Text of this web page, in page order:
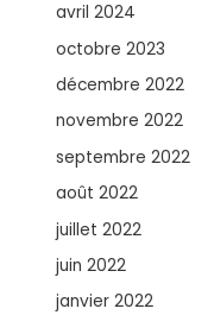
avril 2024
octobre 2023
décembre 2022
novembre 2022
septembre 2022
août 2022
juillet 2022
juin 2022
janvier 2022